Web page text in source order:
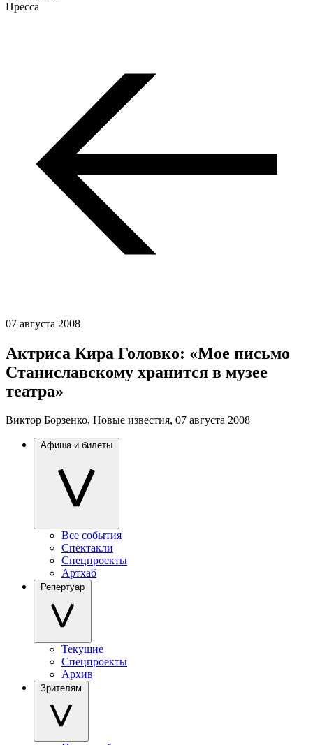
Пресса
07 августа 2008
Актриса Кира Головко: «Мое письмо
Станиславскому хранится в музее
театра»
Виктор Борзенко, Новые известия, 07 августа 2008
Афиша и билеты
Все события
Спектакли
Спецпроекты
Артхаб
Репертуар
Текущие
Спецпроекты
Архив
Зрителям